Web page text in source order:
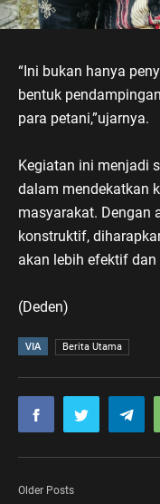
“Ini bukan hanya
bentuk
para petani,”ujarnya.
Kegiatan ini menjadi
dalam mendekatkan
masyarakat. Dengan
konstruktif,
akan lebih efektif
(Deden)
VIA Berita Utama
Older Posts